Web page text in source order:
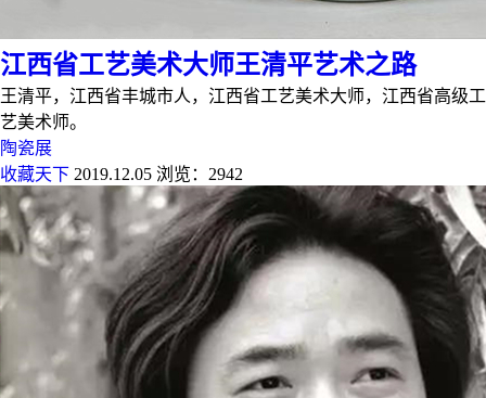
江西省工艺美术大师王清平艺术之路
王清平，江西省丰城市人，江西省工艺美术大师，江西省高级工
艺美术师。
陶瓷展
收藏天下 2019.12.05 浏览：2942